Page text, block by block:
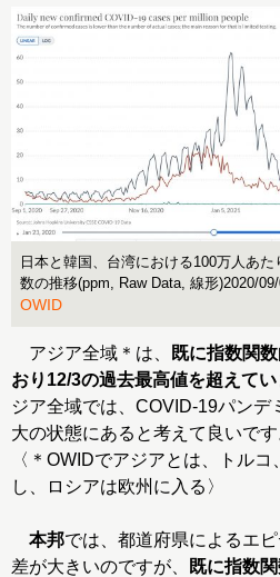
日本と韓国、台湾における100万人あ
数の推移(ppm, Raw Data, 線形)2020/
OWID
アジア全域＊は、
既に指数関
おり12/3の過去最高値を超えて
ジア全域では、COVID-19パンデ
大の状態にあると考えて良いです
〈＊OWIDでアジアとは、トル
し、ロシアは欧州に入る〉
本邦では、都道府県によるエ
差が大きいのですが、
既に指数